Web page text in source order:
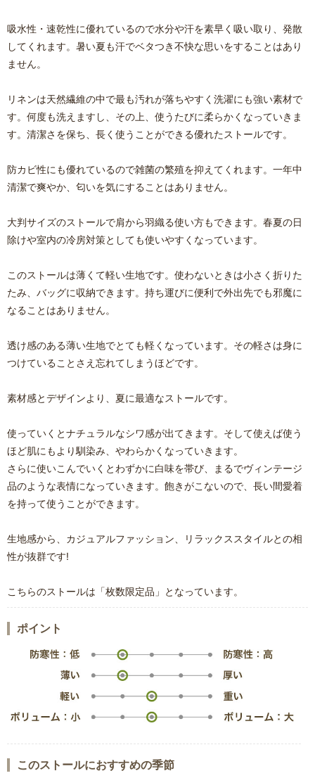
ポイント
このストールにおすすめの季節
吸水性・速乾性に優れているので水分や汗を素早く吸い取り、発散
してくれます。暑い夏も汗でベタつき不快な思いをすることはあり
ません。
リネンは天然繊維の中で最も汚れが落ちやすく洗濯にも強い素材で
す。何度も洗えますし、その上、使うたびに柔らかくなっていきま
す。清潔さを保ち、長く使うことができる優れたストールです。
防カビ性にも優れているので雑菌の繁殖を抑えてくれます。一年中
清潔で爽やか、匂いを気にすることはありません。
大判サイズのストールで肩から羽織る使い方もできます。春夏の日
除けや室内の冷房対策としても使いやすくなっています。
このストールは薄くて軽い生地です。使わないときは小さく折りた
たみ、バッグに収納できます。持ち運びに便利で外出先でも邪魔に
なることはありません。
透け感のある薄い生地でとても軽くなっています。その軽さは身に
つけていることさえ忘れてしまうほどです。
素材感とデザインより、夏に最適なストールです。
使っていくとナチュラルなシワ感が出てきます。そして使えば使う
ほど肌にもより馴染み、やわらかくなっていきます。
さらに使いこんでいくとわずかに白味を帯び、まるでヴィンテージ
品のような表情になっていきます。飽きがこないので、長い間愛着
を持って使うことができます。
生地感から、カジュアルファッション、リラックススタイルとの相
性が抜群です!
こちらのストールは「枚数限定品」となっています。